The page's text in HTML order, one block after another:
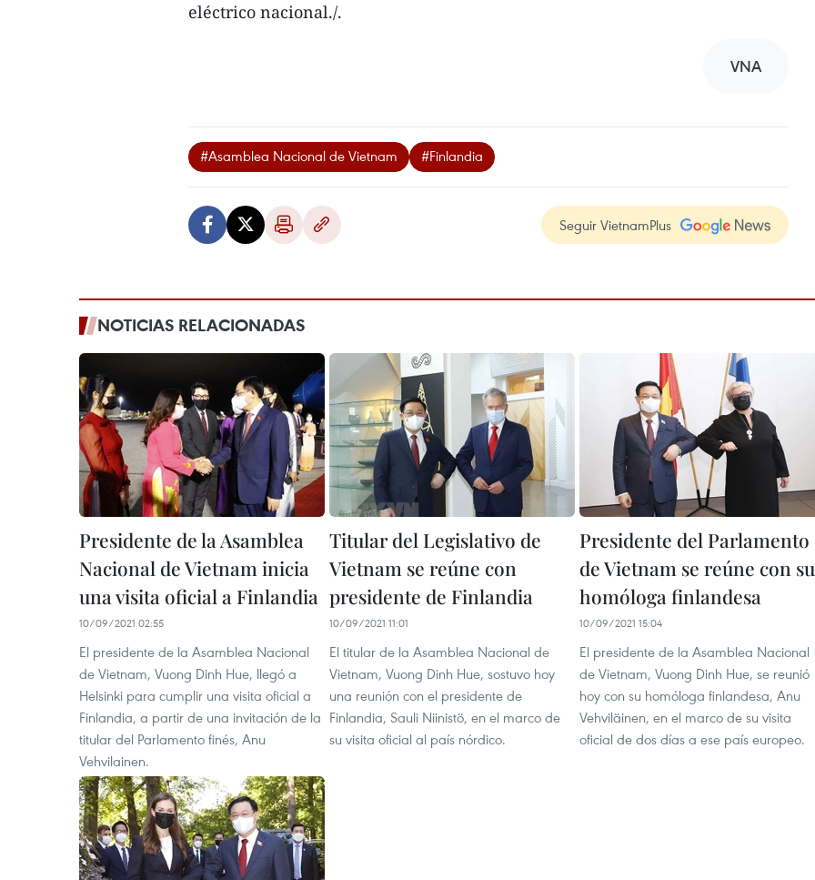
eléctrico nacional./.
VNA
#Asamblea Nacional de Vietnam #Finlandia
Seguir VietnamPlus
NOTICIAS RELACIONADAS
Presidente de la Asamblea
Nacional de Vietnam inicia
una visita oficial a Finlandia
10/09/2021 02:55
El presidente de la Asamblea Nacional
de Vietnam, Vuong Dinh Hue, llegó a
Helsinki para cumplir una visita oficial a
Finlandia, a partir de una invitación de la
titular del Parlamento finés, Anu
Vehvilainen.
Titular del Legislativo de
Vietnam se reúne con
presidente de Finlandia
10/09/2021 11:01
El titular de la Asamblea Nacional de
Vietnam, Vuong Dinh Hue, sostuvo hoy
una reunión con el presidente de
Finlandia, Sauli Niinistö, en el marco de
su visita oficial al país nórdico.
Presidente del Parlamento
de Vietnam se reúne con su
homóloga finlandesa
10/09/2021 15:04
El presidente de la Asamblea Nacional
de Vietnam, Vuong Dinh Hue, se reunió
hoy con su homóloga finlandesa, Anu
Vehviläinen, en el marco de su visita
oficial de dos días a ese país europeo.